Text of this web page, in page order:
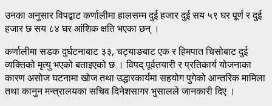
उनका अनुसार विपद्बाट कर्णालीमा हालसम्म दुई हजार दुई सय ५९ घर पूर्ण र दुई
हजार छ सय ८४ घर आंशिक क्षति भएका छन् ।
कर्णालीमा सडक दुर्घटनाबाट ३३, चट्याङबाट एक र हिमपात चिसोबाट दुई
व्यक्तिको मृत्यु भएको बताइएको छ । विपद् पूर्वतयारी र प्रतिकार्य योजनाका
कारण असोज घटनामा खोज तथा उद्धारकार्यमा सहयोग पुगेको आन्तरिक मामिला
तथा कानुन मन्त्रालयका सचिव दिनेशसागर भुसालले जानकारी दिए ।